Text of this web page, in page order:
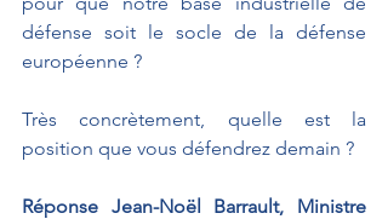
défense soit le socle de la défense
européenne ?
Très concrètement, quelle est la
position que vous défendrez demain ?
Réponse Jean-Noël Barrault, Ministre